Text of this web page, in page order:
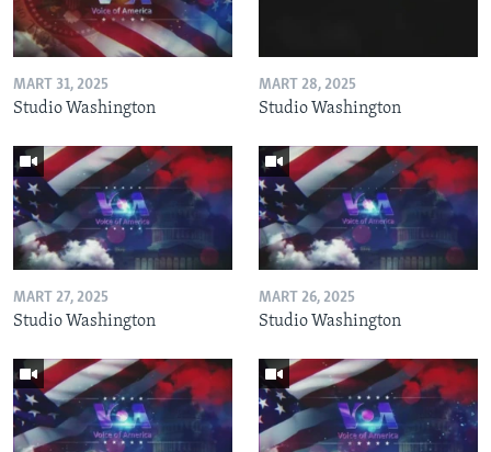
MART 31, 2025
Studio Washington
MART 28, 2025
Studio Washington
MART 27, 2025
Studio Washington
MART 26, 2025
Studio Washington